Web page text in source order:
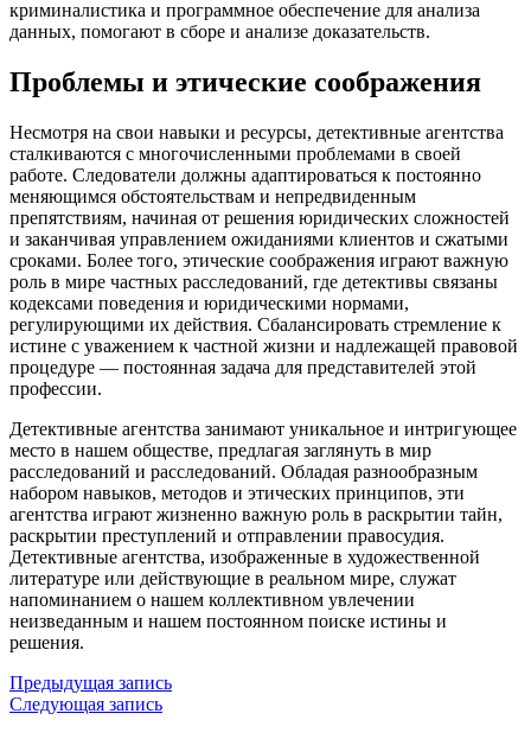
криминалистика и программное обеспечение для анализа
данных, помогают в сборе и анализе доказательств.
Проблемы и этические соображения
Несмотря на свои навыки и ресурсы, детективные агентства
сталкиваются с многочисленными проблемами в своей
работе. Следователи должны адаптироваться к постоянно
меняющимся обстоятельствам и непредвиденным
препятствиям, начиная от решения юридических сложностей
и заканчивая управлением ожиданиями клиентов и сжатыми
сроками. Более того, этические соображения играют важную
роль в мире частных расследований, где детективы связаны
кодексами поведения и юридическими нормами,
регулирующими их действия. Сбалансировать стремление к
истине с уважением к частной жизни и надлежащей правовой
процедуре — постоянная задача для представителей этой
профессии.
Детективные агентства занимают уникальное и интригующее
место в нашем обществе, предлагая заглянуть в мир
расследований и расследований. Обладая разнообразным
набором навыков, методов и этических принципов, эти
агентства играют жизненно важную роль в раскрытии тайн,
раскрытии преступлений и отправлении правосудия.
Детективные агентства, изображенные в художественной
литературе или действующие в реальном мире, служат
напоминанием о нашем коллективном увлечении
неизведанным и нашем постоянном поиске истины и
решения.
Предыдущая запись
Следующая запись